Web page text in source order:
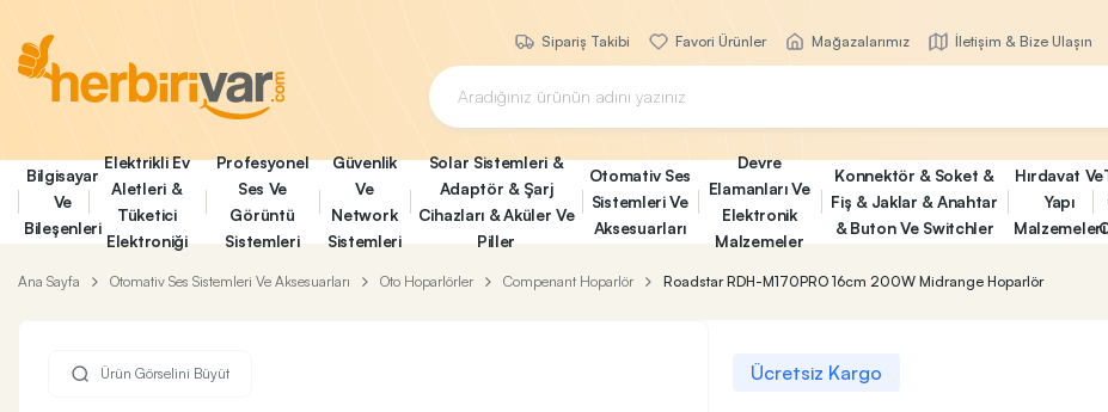
Sipariş Takibi Favori Ürünler Mağazalarımız İletişim & Bize Ulaşın
Bilgisayar
Ve
Bileşenleri
Elektrikli Ev
Aletleri &
Tüketici
Elektroniği
Profesyonel
Ses Ve
Görüntü
Sistemleri
Güvenlik
Ve
Network
Sistemleri
Solar Sistemleri &
Adaptör & Şarj
Cihazları & Aküler Ve
Piller
Otomativ Ses
Sistemleri Ve
Aksesuarları
Devre
Elamanları Ve
Elektronik
Malzemeler
Konnektör & Soket &
Fiş & Jaklar & Anahtar
& Buton Ve Switchler
Hırdavat Ve
Yapı
Malzemeleri
Ana Sayfa Otomativ Ses Sistemleri Ve Aksesuarları Oto Hoparlörler Compenant Hoparlör Roadstar RDH-M170PRO 16cm 200W Midrange Hoparlör
Ürün Görselini Büyüt Ücretsiz Kargo